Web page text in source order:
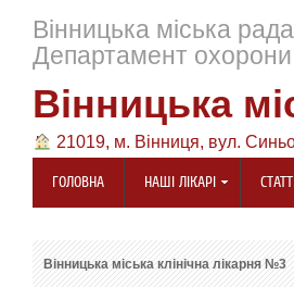
Вінницька міська рада
Департамент
Вінницька
21019, м. Вінниця, вул.
ГОЛОВНА НАШІ ЛІКАРІ СТАТТІ
Вінницька міська клінічна лікарня №3